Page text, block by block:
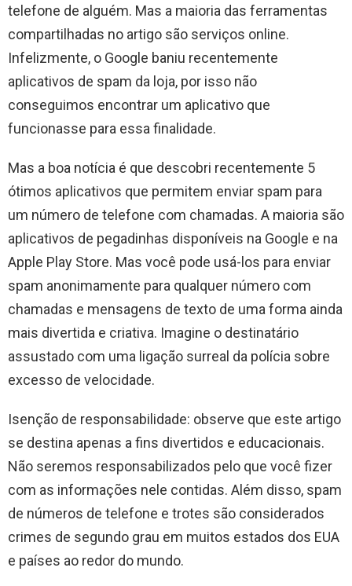
telefone de alguém. Mas a maioria das ferramentas
compartilhadas no artigo são serviços online.
Infelizmente, o Google baniu recentemente
aplicativos de spam da loja, por isso não
conseguimos encontrar um aplicativo que
funcionasse para essa finalidade.
Mas a boa notícia é que descobri recentemente 5
ótimos aplicativos que permitem enviar spam para
um número de telefone com chamadas. A maioria são
aplicativos de pegadinhas disponíveis na Google e na
Apple Play Store. Mas você pode usá-los para enviar
spam anonimamente para qualquer número com
chamadas e mensagens de texto de uma forma ainda
mais divertida e criativa. Imagine o destinatário
assustado com uma ligação surreal da polícia sobre
excesso de velocidade.
Isenção de responsabilidade: observe que este artigo
se destina apenas a fins divertidos e educacionais.
Não seremos responsabilizados pelo que você fizer
com as informações nele contidas. Além disso, spam
de números de telefone e trotes são considerados
crimes de segundo grau em muitos estados dos EUA
e países ao redor do mundo.